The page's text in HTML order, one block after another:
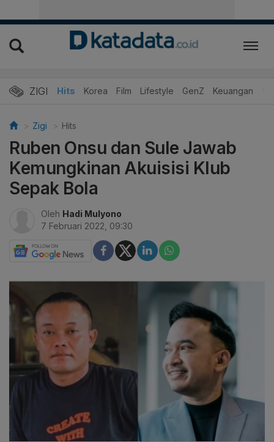
ZIGI Hits Korea Film Lifestyle GenZ Keuangan
Zigi Hits
Ruben Onsu dan Sule Jawab
Kemungkinan Akuisisi Klub
Sepak Bola
Oleh Hadi Mulyono
7 Februari 2022, 09:30